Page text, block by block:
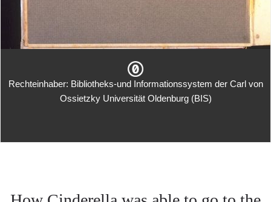
Rechteinhaber: Bibliotheks-und Informationssystem der Carl von
Ossietzky Universität Oldenburg (BIS)